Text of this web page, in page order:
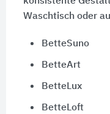
Waschtisch oder
BetteSuno
BetteArt
BetteLux
BetteLoft